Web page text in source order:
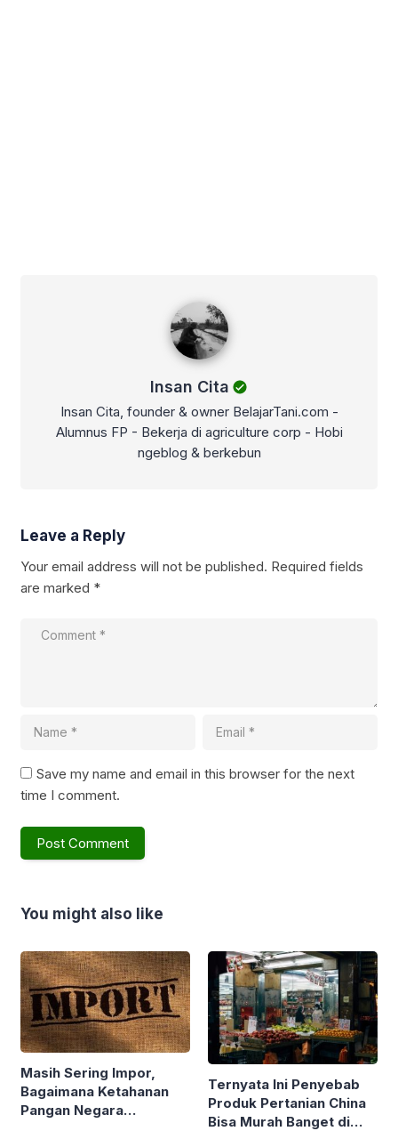
Insan Cita
Insan Cita, founder & owner BelajarTani.com -
Alumnus FP - Bekerja di agriculture corp - Hobi
ngeblog & berkebun
Leave a Reply
Your email address will not be published. Required fields
are marked *
Save my name and email in this browser for the next
time I comment.
You might also like
Masih Sering Impor,
Bagaimana Ketahanan
Pangan Negara
Ternyata Ini Penyebab
Produk Pertanian China
Bisa Murah Banget di